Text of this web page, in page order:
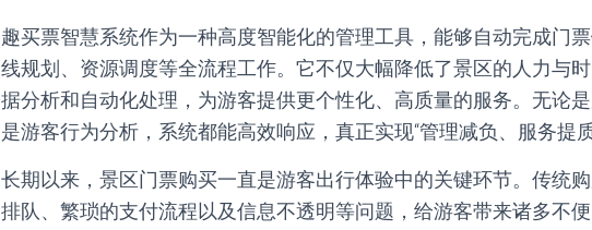
趣买票智慧系统作为一种高度智能化的管理工具，能够自动完成门
线规划、资源调度等全流程工作。它不仅大幅降低了景区的人力与
据分析和自动化处理，为游客提供更个性化、高质量的服务。无论
是游客行为分析，系统都能高效响应，真正实现“管理减负、服务提质
长期以来，景区门票购买一直是游客出行体验中的关键环节。传统
排队、繁琐的支付流程以及信息不透明等问题，给游客带来诸多不